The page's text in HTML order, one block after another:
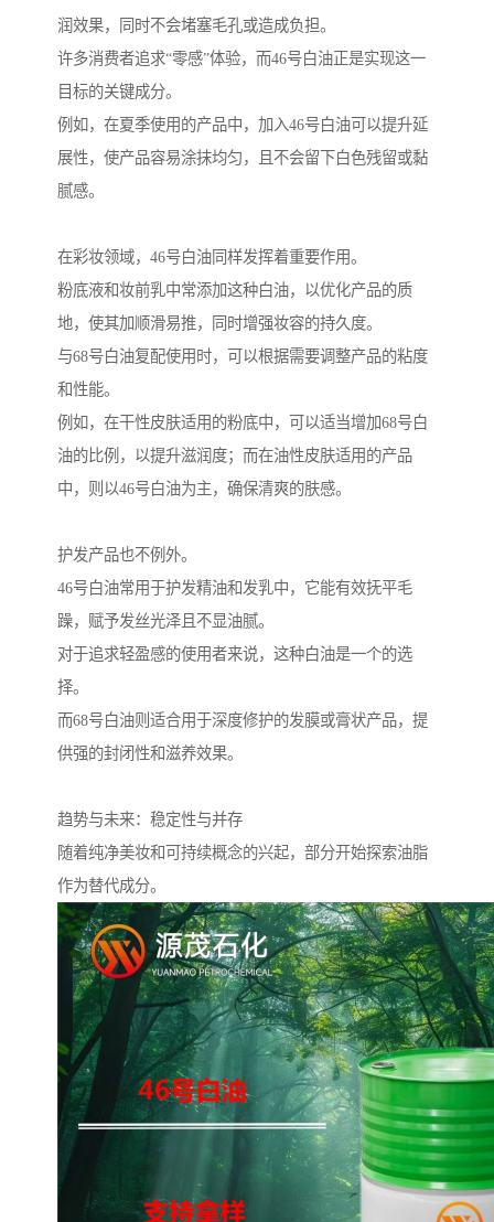
润效果，同时不会堵塞毛孔或造成负担。
许多消费者追求“零感”体验，而46号白油正是实现这一
目标的关键成分。
例如，在夏季使用的产品中，加入46号白油可以提升延
展性，使产品容易涂抹均匀，且不会留下白色残留或黏
腻感。
在彩妆领域，46号白油同样发挥着重要作用。
粉底液和妆前乳中常添加这种白油，以优化产品的质
地，使其加顺滑易推，同时增强妆容的持久度。
与68号白油复配使用时，可以根据需要调整产品的粘度
和性能。
例如，在干性皮肤适用的粉底中，可以适当增加68号白
油的比例，以提升滋润度；而在油性皮肤适用的产品
中，则以46号白油为主，确保清爽的肤感。
护发产品也不例外。
46号白油常用于护发精油和发乳中，它能有效抚平毛
躁，赋予发丝光泽且不显油腻。
对于追求轻盈感的使用者来说，这种白油是一个的选
择。
而68号白油则适合用于深度修护的发膜或膏状产品，提
供强的封闭性和滋养效果。
趋势与未来：稳定性与并存
随着纯净美妆和可持续概念的兴起，部分开始探索油脂
作为替代成分。